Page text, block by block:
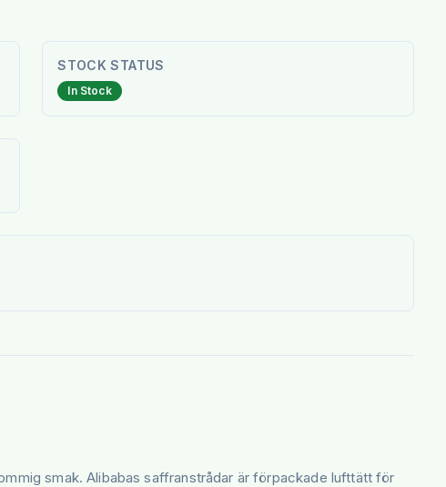
STOCK STATUS
In Stock
smak. Alibabas saffranstrådar är förpackade lufttätt för